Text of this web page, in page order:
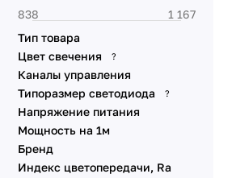
DMX
Динамические эффекты
Стабилизированные IC
Питание от сети 230V
Специализированные
Универсальные 48V 10
Тип товара
Цвет свечения
?
Каналы управления
Типоразмер светодиода
?
Напряжение питания
Мощность на 1м
Бренд
Индекс цветопередачи, Ra